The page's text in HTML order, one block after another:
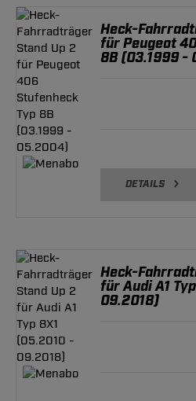
Heck-
für Peugeot
8B (03.1999 -
DETAILS
Heck-
für Audi A1
09.2018)